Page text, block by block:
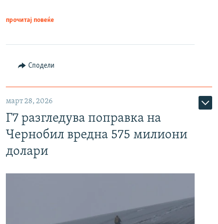
прочитај повеќе
Сподели
март 28, 2026
Г7 разгледува поправка на
Чернобил вредна 575 милиони
долари